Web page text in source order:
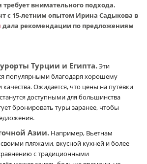
внимательного подхода.
с 15-летним опытом Ирина Садыкова в
дала рекомендации по предложениям
Турции и Египта.Эти
популярными благодаря хорошему
Ожидается, что цены на путёвки
доступными для большинства
бронировать туры заранее, чтобы
Азии. Например, Вьетнам
своими пляжами, вкусной кухней и более
с традиционными